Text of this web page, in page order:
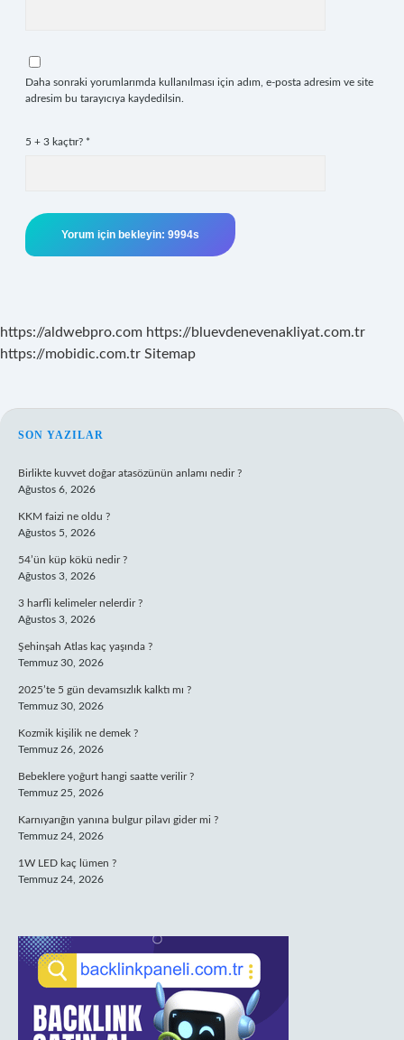
Daha sonraki yorumlarımda kullanılması için adım, e-posta adresim ve site
adresim bu tarayıcıya kaydedilsin.
5 + 3 kaçtır? *
https://aldwebpro.com https://bluevdenevenakliyat.com.tr
https://mobidic.com.tr Sitemap
SIDEBAR
SON YAZILAR
Birlikte kuvvet doğar atasözünün anlamı nedir ?
Ağustos 6, 2026
KKM faizi ne oldu ?
Ağustos 5, 2026
54’ün küp kökü nedir ?
Ağustos 3, 2026
3 harfli kelimeler nelerdir ?
Ağustos 3, 2026
Şehinşah Atlas kaç yaşında ?
Temmuz 30, 2026
2025’te 5 gün devamsızlık kalktı mı ?
Temmuz 30, 2026
Kozmik kişilik ne demek ?
Temmuz 26, 2026
Bebeklere yoğurt hangi saatte verilir ?
Temmuz 25, 2026
Karnıyarığın yanına bulgur pilavı gider mi ?
Temmuz 24, 2026
1W LED kaç lümen ?
Temmuz 24, 2026